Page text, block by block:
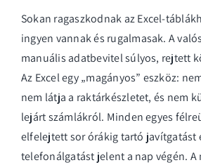
Sokan ragaszkodnak az Excel-
ingyen vannak és rugalmasak. A
manuális adatbevitel súlyos, rejtett
Az Excel egy „magányos” eszköz:
nem látja a raktárkészletet, és nem
lejárt számlákról. Minden egyes
elfelejtett sor órákig tartó javítgatást
telefonálgatást jelent a nap végén. A